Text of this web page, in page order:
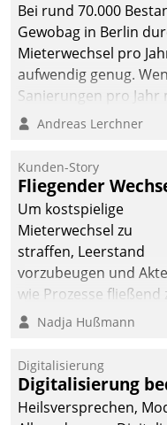
Bei rund 70.000
Gewobag in Berlin
Mieterwechsel pro
aufwendig genug.
Sanierungen pro
Betreuungs- und
kommunale
gemeinsam mit der
Teilprozess der
Andreas Lerchner
Kunden-Story
Fliegender
Um kostspielige
Mieterwechsel zu
straffen, Leerstand
vorzubeugen und
wie Prozesse fließend
vernetzen, nutzt die
Jahresbeginn eine
Überblick, Einsicht
Eingriff bietende
Nadja Hußmann
Digitalisierung
Digitalisierung
Heilsversprechen,